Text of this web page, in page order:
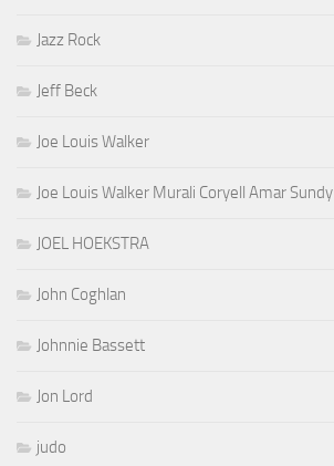
Jazz Rock
Jeff Beck
Joe Louis Walker
Joe Louis Walker Murali Coryell Amar Sundy
JOEL HOEKSTRA
John Coghlan
Johnnie Bassett
Jon Lord
judo